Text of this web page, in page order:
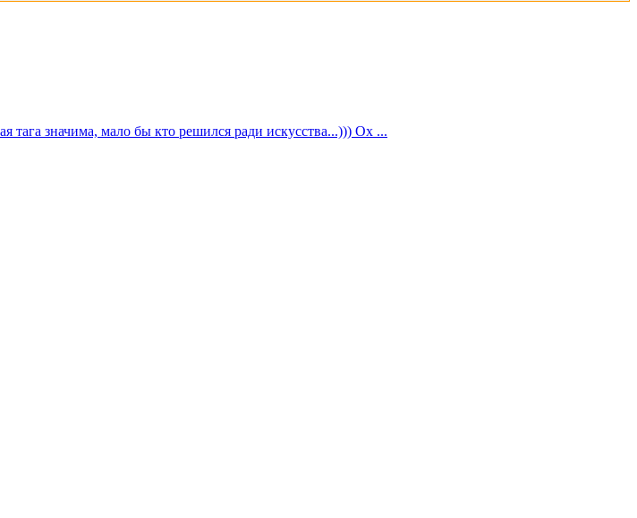
тага значима, мало бы кто решился ради искусства...))) Ох ...